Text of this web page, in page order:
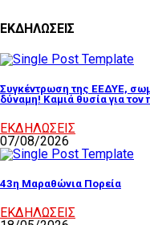
ΕΚΔΗΛΩΣΕΙΣ
Συγκέντρωση της ΕΕΔΥΕ,
δύναμη! Καμιά θυσία για τον
ΕΚΔΗΛΩΣΕΙΣ
07/08/2026
43η Μαραθώνια Πορεία
ΕΚΔΗΛΩΣΕΙΣ